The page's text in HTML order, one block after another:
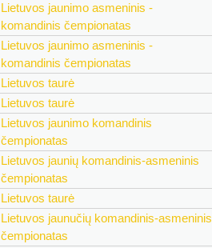
Lietuvos jaunimo asmeninis -
komandinis čempionatas
Lietuvos jaunimo asmeninis -
komandinis čempionatas
Lietuvos taurė
Lietuvos taurė
Lietuvos jaunimo komandinis
čempionatas
Lietuvos jaunių komandinis-asmeninis
čempionatas
Lietuvos taurė
Lietuvos jaunučių komandinis-asmeninis
čempionatas